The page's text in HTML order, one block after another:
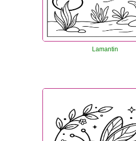
Lamantin